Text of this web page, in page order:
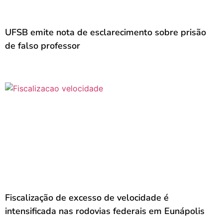
UFSB emite nota de esclarecimento sobre prisão
de falso professor
Fiscalização de excesso de velocidade é
intensificada nas rodovias federais em Eunápolis